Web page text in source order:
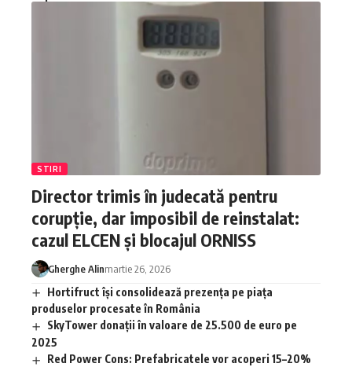
STIRI
Director trimis în judecată pentru
corupție, dar imposibil de reinstalat:
cazul ELCEN și blocajul ORNISS
Gherghe Alinmartie 26, 2026
Hortifruct își consolidează prezența pe piața
produselor procesate în România
SkyTower donații în valoare de 25.500 de euro pe
2025
Red Power Cons: Prefabricatele vor acoperi 15–20%